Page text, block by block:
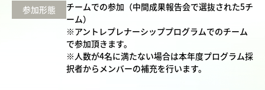
参加形態
チームでの参加（中間成果報告会で選抜された5チ
ーム）
※アントレプレナーシッププログラムでのチーム
で参加頂きます。
※人数が4名に満たない場合は本年度プログラム採
択者からメンバーの補充を行います。